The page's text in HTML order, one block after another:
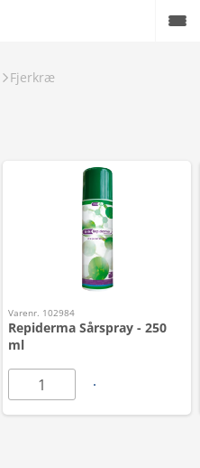
Fjerkræ
Varenr. 102984
Repiderma Sårspray - 250
ml